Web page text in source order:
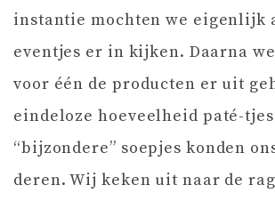
instantie mochten we eigenlijk
eventjes er in kijken. Daarna
voor één de producten er uit
eindeloze hoeveelheid paté-
“bijzondere” soepjes konden
deren. Wij keken uit naar de